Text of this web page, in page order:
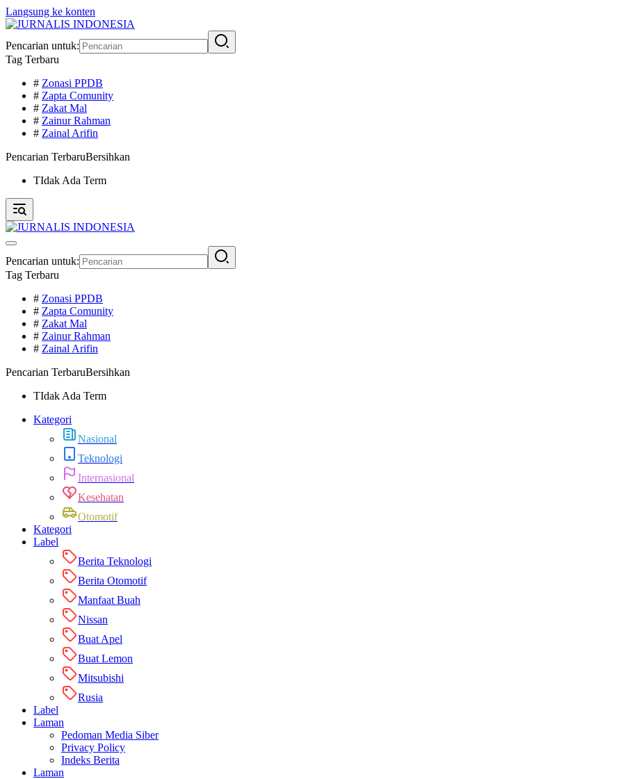
Langsung ke konten
Pencarian untuk:
Tag Terbaru
# Zonasi PPDB
# Zapta Comunity
# Zakat Mal
# Zainur Rahman
# Zainal Arifin
Pencarian TerbaruBersihkan
TIdak Ada Term
Pencarian untuk:
Tag Terbaru
# Zonasi PPDB
# Zapta Comunity
# Zakat Mal
# Zainur Rahman
# Zainal Arifin
Pencarian TerbaruBersihkan
TIdak Ada Term
Kategori
Nasional
Teknologi
Internasional
Kesehatan
Otomotif
Kategori
Label
Berita Teknologi
Berita Otomotif
Manfaat Buah
Nissan
Buat Apel
Buat Lemon
Mitsubishi
Rusia
Label
Laman
Pedoman Media Siber
Privacy Policy
Indeks Berita
Laman